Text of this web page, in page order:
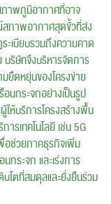
ภาพภูมิอากาศที่อาจ
สภาพอากาศสุดขั้วที่ส่ง
ะเบียบรวมถึงความคาด
ริษัทจึงบริหารจัดการ
ยืดหยุ่นของโครงข่าย
นกระจกอย่างเป็นรูป
ห้บริการโครงสร้างพื้น
รเทคโนโลยี เช่น 5G
อช่วยภาคธุรกิจเพิ่ม
ระจก และเร่งการ
โตที่สมดุลและยั่งยืนร่วม